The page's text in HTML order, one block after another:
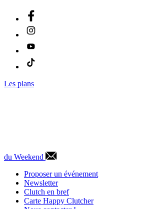
Les plans
du Weekend
Proposer un événement
Newsletter
Clutch en bref
Carte Happy Clutcher